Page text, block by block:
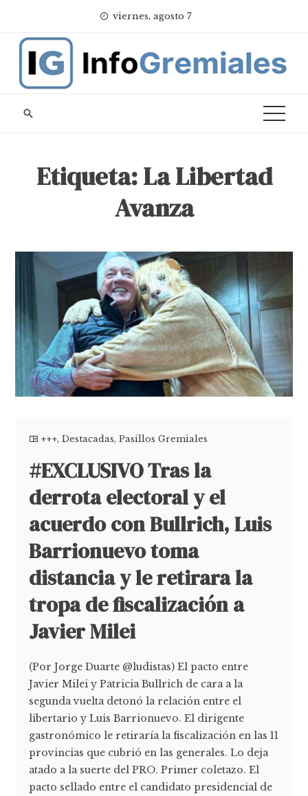
content
viernes, agosto 7
Etiqueta:La Libertad
Avanza
+++,Destacadas,Pasillos Gremiales
#EXCLUSIVO Tras la
derrota electoral y el
acuerdo con Bullrich, Luis
Barrionuevo toma
distancia y le retirara la
tropa de fiscalización a
Javier Milei
(Por Jorge Duarte @ludistas) El pacto entre
Javier Milei y Patricia Bullrich de cara a la
segunda vuelta detonó la relación entre el
libertario y Luis Barrionuevo. El dirigente
gastronómico le retiraría la fiscalización en las 11
provincias que cubrió en las generales. Lo deja
atado a la suerte del PRO. Primer coletazo. El
pacto sellado entre el candidato presidencial de